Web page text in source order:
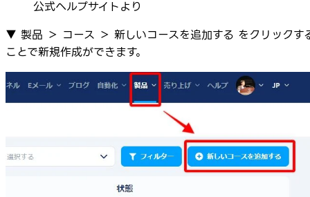
公式ヘルプサイトより
▼ 製品 ＞ コース ＞ 新しいコースを追加する をクリックす
ことで新規作成ができます。